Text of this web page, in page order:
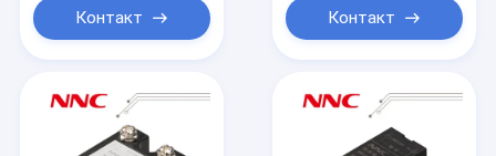
Продукция
Контакт Контакт